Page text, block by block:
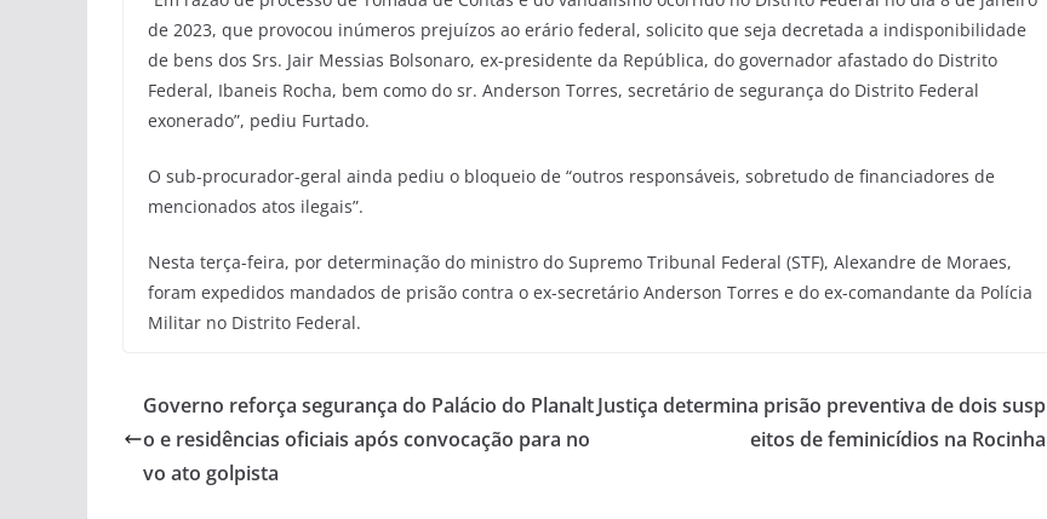
de 2023, que provocou inúmeros prejuízos ao erário federal, solicito que seja decretada a indisponibilidade
de bens dos Srs. Jair Messias Bolsonaro, ex-presidente da República, do governador afastado do Distrito
Federal, Ibaneis Rocha, bem como do sr. Anderson Torres, secretário de segurança do Distrito Federal
exonerado”, pediu Furtado.
O sub-procurador-geral ainda pediu o bloqueio de “outros responsáveis, sobretudo de financiadores de
mencionados atos ilegais”.
Nesta terça-feira, por determinação do ministro do Supremo Tribunal Federal (STF), Alexandre de Moraes,
foram expedidos mandados de prisão contra o ex-secretário Anderson Torres e do ex-comandante da Polícia
Militar no Distrito Federal.
Governo reforça segurança do Palácio do Planalt
o e residências oficiais após convocação para no
vo ato golpista
Justiça determina prisão preventiva de dois susp
eitos de feminicídios na Rocinha